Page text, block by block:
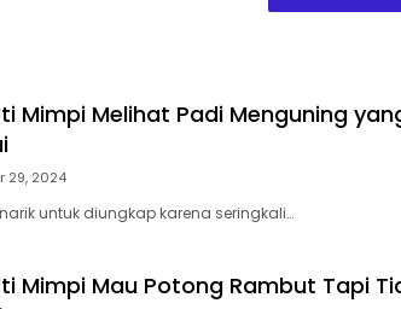
Mimpi Melihat Padi Menguning
29, 2024
untuk diungkap karena seringkali…
Mimpi Mau Potong Rambut Tapi